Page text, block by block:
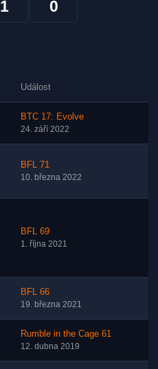
1 0
Událost
BTC 17: Evolve
24. září 2022
BFL 71
10. března 2022
BFL 69
1. října 2021
BFL 66
19. března 2021
Rumble in the Cage 61
12. dubna 2019